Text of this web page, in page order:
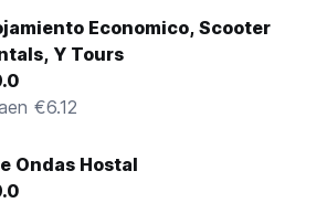
Economico, Scooter
Y Tours
€6.12
Ondas Hostal